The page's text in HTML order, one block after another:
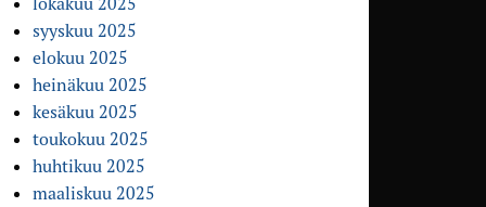
syyskuu 2025
elokuu 2025
heinäkuu 2025
kesäkuu 2025
toukokuu 2025
huhtikuu 2025
maaliskuu 2025